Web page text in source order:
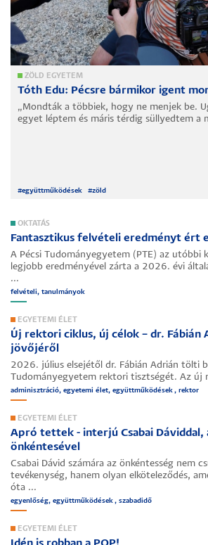
ZÖLD EGYETEM
Tóth Edu: Pécsre bármikor igent
„Mondták a többiek, hogy ne menjek be.
egyet léptem és máris térdig süllyedtem a
#együttműködések #zöld
OKTATÁS
Fantasztikus felvételi eredményt ért
A Pécsi Tudományegyetem (PTE) az utóbbi
legjobb eredményével zárta a 2026. évi
...
felvételi, tanulmányok
EGYETEMI ÉLET
Új rektori ciklus, új célok – dr. Fábián
jövőjéről
2026. július elsejétől dr. Fábián Adrián tölti
Tudományegyetem rektori tisztségét. Az új
adminisztráció, egyetemi élet, együttműködések , rektor
EGYETEMI ÉLET
Apró tettek - interjú Csabai Dáviddal,
önkéntesével
Csabai Dávid számára az önkéntesség nem
tevékenység, hanem olyan elköteleződés,
óta ...
egyenlőség, együttműködések , szabadidő
EGYETEMI ÉLET